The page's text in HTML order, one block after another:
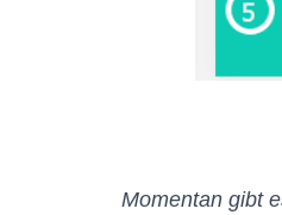
Momentan gibt